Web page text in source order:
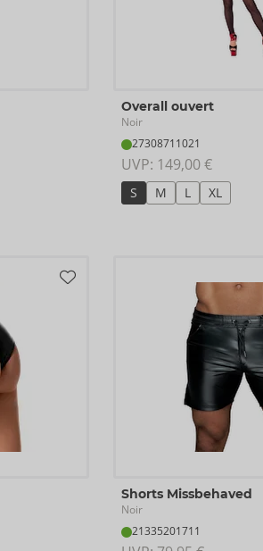
Overall ouvert
Noir
27308711021
UVP: 149,00 €
S M L XL
Shorts Missbehaved
Noir
21335201711